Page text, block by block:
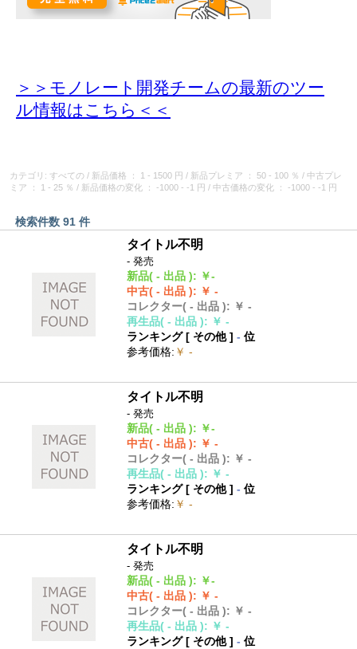
＞＞モノレート開発チームの最新のツー
ル情報はこちら＜＜
カテゴリ: すべての / 新品価格 ： 1 - 1500 円 / 新品プレミア ： 50 - 100 ％ / 中古プレ
ミア
： 1 - 25 ％ / 新品価格の変化 ： -1000 - -1 円 / 中古価格の変化 ： -1000 - -1 円
検索件数 91 件
タイトル不明
- 発売
新品( - 出品 ): ￥-
中古( - 出品 ): ￥ -
コレクター( - 出品 ): ￥ -
再生品( - 出品 ): ￥ -
ランキング [ その他]- 位
参考価格: ￥ -
タイトル不明
- 発売
新品( - 出品 ): ￥-
中古( - 出品 ): ￥ -
コレクター( - 出品 ): ￥ -
再生品( - 出品 ): ￥ -
ランキング [ その他]- 位
参考価格: ￥ -
タイトル不明
- 発売
新品( - 出品 ): ￥-
中古( - 出品 ): ￥ -
コレクター( - 出品 ): ￥ -
再生品( - 出品 ): ￥ -
ランキング [ その他]- 位